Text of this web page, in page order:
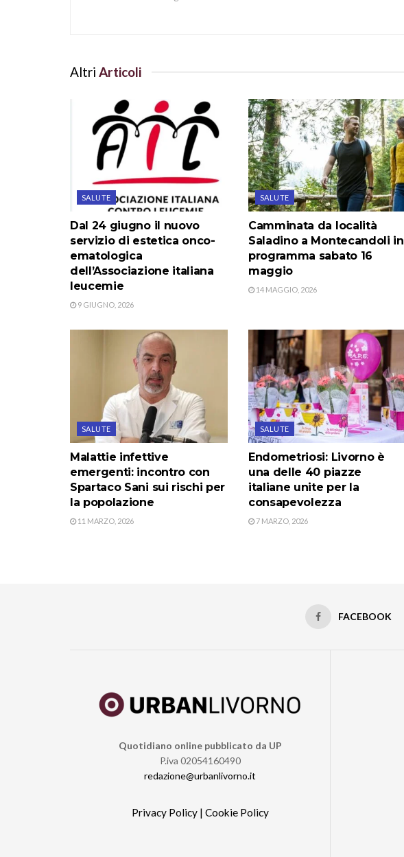
Altri Articoli
SALUTE
Dal 24 giugno il nuovo
servizio di estetica onco-
ematologica
dell’Associazione italiana
leucemie
9 GIUGNO, 2026
SALUTE
Camminata da località
Saladino a Montecandoli in
programma sabato 16
maggio
14 MAGGIO, 2026
SALUTE
Malattie infettive
emergenti: incontro con
Spartaco Sani sui rischi per
la popolazione
11 MARZO, 2026
SALUTE
Endometriosi: Livorno è
una delle 40 piazze
italiane unite per la
consapevolezza
7 MARZO, 2026
FACEBOOK
Quotidiano online pubblicato da UP
P.iva 02054160490
redazione@urbanlivorno.it
Privacy Policy| Cookie Policy